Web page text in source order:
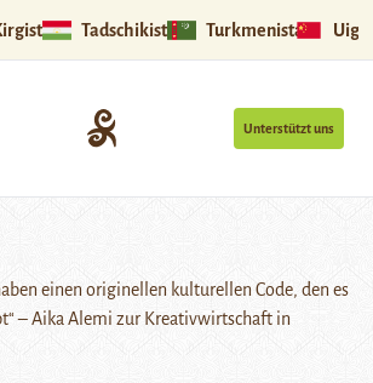
Tadschikistan Turkmenistan
Unterstützt uns
einen originellen kulturellen Code, den es
– Aika Alemi zur Kreativwirtschaft in